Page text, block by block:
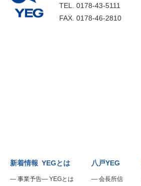
TEL. 0178-43-5111
FAX. 0178-46-2810
新着情報
事業予告
YEGとは
YEGとは
八戸YEG
会長所信